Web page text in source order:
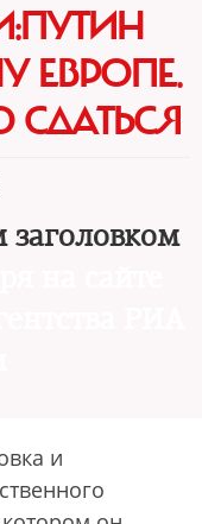
ЕВРОПЕ.
СДАТЬСЯ
заголовком
и